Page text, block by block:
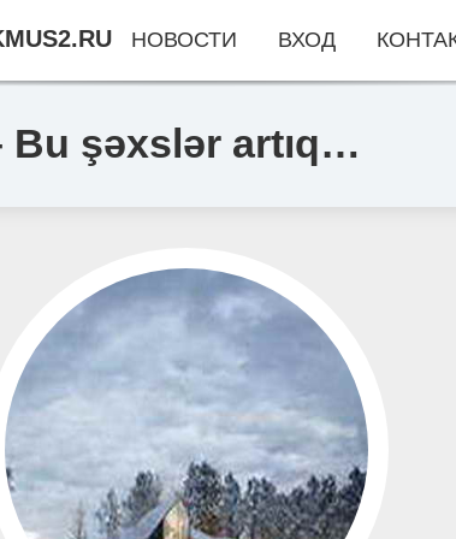
Bu şəxslər artıq…
НОВОСТИ ВХОД